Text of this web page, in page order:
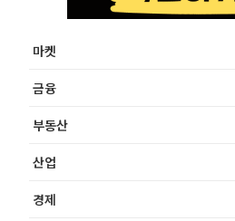
마켓
금융
부동산
산업
경제